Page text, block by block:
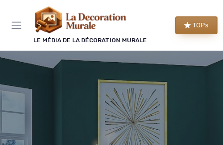
LE MÉDIA DE LA DÉCORATION MURALE
TOPs
Panneau de gestion des cookies